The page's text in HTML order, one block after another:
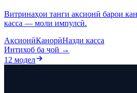
Витринаҳои танги аксионӣ барои
касса — моли импулсӣ.
АксионӣКанорӣНазди касса
Интихоб ба ҷой →
12 модел